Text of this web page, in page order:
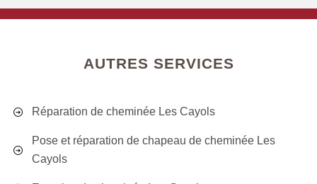
AUTRES SERVICES
Réparation de cheminée Les Cayols
Pose et réparation de chapeau de cheminée Les
Cayols